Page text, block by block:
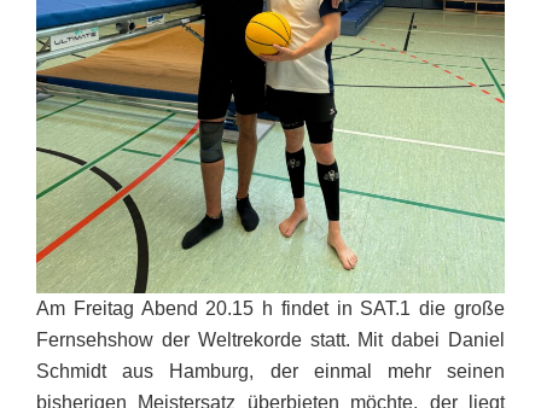
Am Freitag Abend 20.15 h findet in SAT.1 die große
Fernsehshow der Weltrekorde statt. Mit dabei Daniel
Schmidt aus Hamburg, der einmal mehr seinen
bisherigen Meistersatz überbieten möchte, der liegt